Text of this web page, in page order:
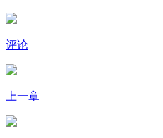
评论
上一章